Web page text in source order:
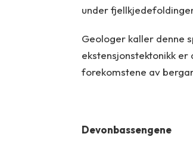
under
Geologer kaller denne
ekstensjonstektonikk
forekomstene av
Devonbassengene